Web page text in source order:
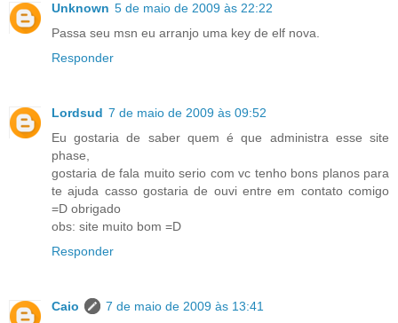
Unknown 5 de maio de 2009 às 22:22
Passa seu msn eu arranjo uma key de elf nova.
Responder
Lordsud 7 de maio de 2009 às 09:52
Eu gostaria de saber quem é que administra esse site
phase,
gostaria de fala muito serio com vc tenho bons planos para
te ajuda casso gostaria de ouvi entre em contato comigo
=D obrigado
obs: site muito bom =D
Responder
Caio
7 de maio de 2009 às 13:41